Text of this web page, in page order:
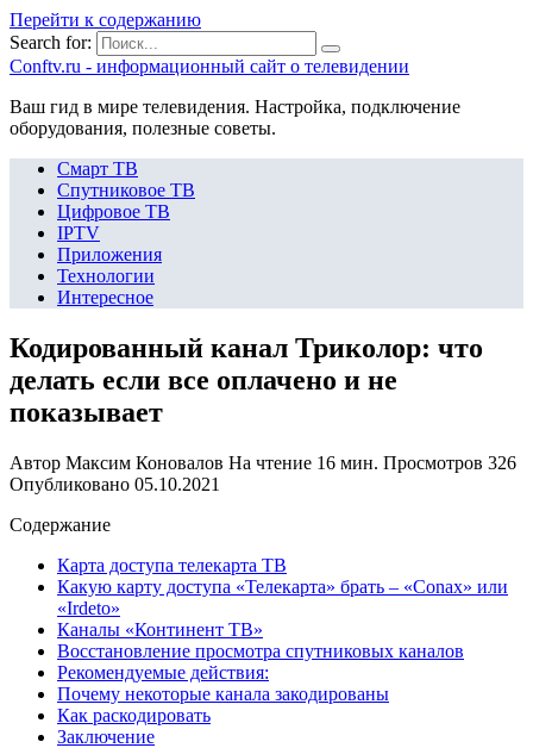
Перейти к содержанию
Search for:
Сonftv.ru - информационный сайт о телевидении
Ваш гид в мире телевидения. Настройка, подключение
оборудования, полезные советы.
Смарт ТВ
Спутниковое ТВ
Цифровое ТВ
IPTV
Приложения
Технологии
Интересное
Кодированный канал Триколор: что
делать если все оплачено и не
показывает
Автор Максим Коновалов На чтение 16 мин. Просмотров 326
Опубликовано 05.10.2021
Содержание
Карта доступа телекарта TB
Какую карту доступа «Телекарта» брать – «Conax» или
«Irdeto»
Каналы «Континент ТВ»
Восстановление просмотра спутниковых каналов
Рекомендуемые действия:
Почему некоторые канала закодированы
Как раскодировать
Заключение